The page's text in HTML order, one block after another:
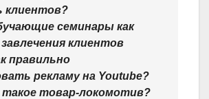
клиентов?
семинары как
клиентов
правильно
рекламу на Youtube?
такое товар-локомотив?